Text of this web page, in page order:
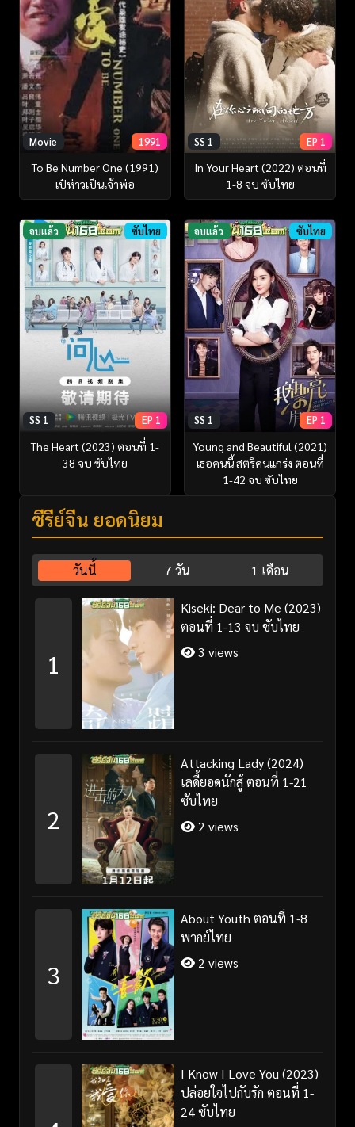
Movie 1991
To Be Number One (1991)
เป๋ห่าวเป็นเจ้าพ่อ
SS 1 EP 1
In Your Heart (2022) ตอนที่
1-8 จบ ซับไทย
จบแล้ว ซับไทย
SS 1 EP 1
The Heart (2023) ตอนที่ 1-
38 จบ ซับไทย
จบแล้ว ซับไทย
SS 1 EP 1
Young and Beautiful (2021)
เธอคนนี้ สตรีคนแกร่ง ตอนที่
1-42 จบ ซับไทย
ซีรี่ย์จีน ยอดนิยม
วันนี้ 7 วัน 1 เดือน
1
Kiseki: Dear to Me (2023)
ตอนที่ 1-13 จบ ซับไทย
3 views
2
Attacking Lady (2024)
เลดี้ยอดนักสู้ ตอนที่ 1-21
ซับไทย
2 views
3
About Youth ตอนที่ 1-8
พากย์ไทย
2 views
I Know I Love You (2023)
ปล่อยใจไปกับรัก ตอนที่ 1-
24 ซับไทย